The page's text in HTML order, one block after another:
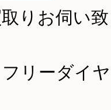
り お伺い
フリーダ